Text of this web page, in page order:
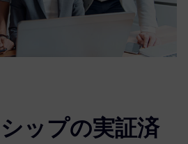
ップの実証済